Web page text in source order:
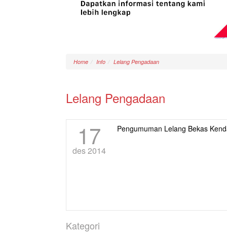
Home Info Lelang Pengadaan
Lelang Pengadaan
17
des 2014
Pengumuman Lelang Bekas
Kategori